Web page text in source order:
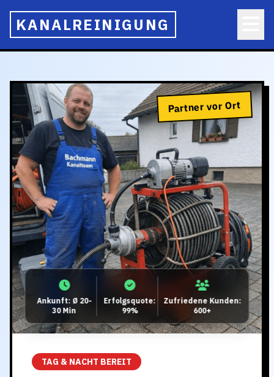
KANALREINIGUNG
Partner vor Ort
Ankunft: Ø 20-
30 Min
Erfolgsquote:
99%
Zufriedene Kunden:
600+
TAG & NACHT BEREIT